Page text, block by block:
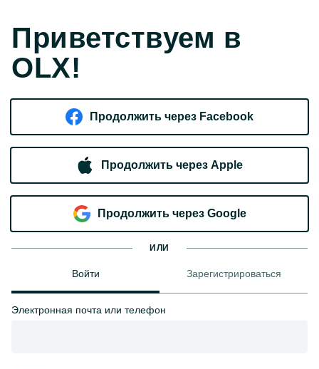
Приветствуем в
OLX!
Продолжить через Facebook
Продолжить через Apple
Продолжить через Google
ИЛИ
Войти Зарегистрироваться
Электронная почта или телефон